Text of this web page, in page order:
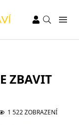
ZBAVIT
1 522 ZOBRAZENÍ